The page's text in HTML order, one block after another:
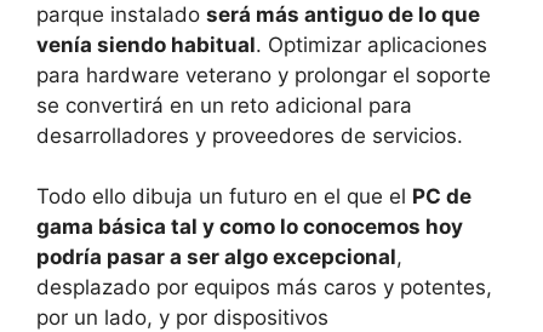
parque instalado será más antiguo de lo que
venía siendo habitual. Optimizar aplicaciones
para hardware veterano y prolongar el soporte
se convertirá en un reto adicional para
desarrolladores y proveedores de servicios.
Todo ello dibuja un futuro en el que el PC de
gama básica tal y como lo conocemos hoy
podría pasar a ser algo excepcional,
desplazado por equipos más caros y potentes,
por un lado, y por dispositivos